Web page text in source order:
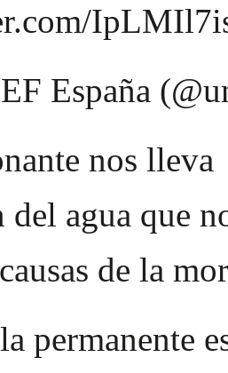
España
nos
agua que
de la
permanente